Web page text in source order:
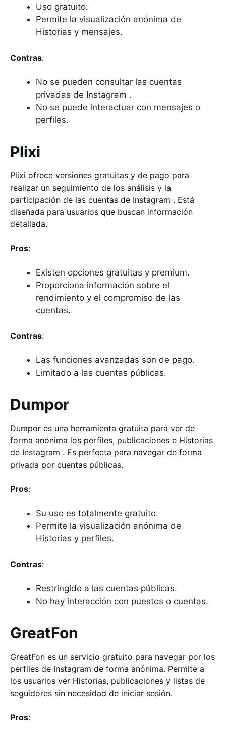
Uso gratuito.
Permite la visualización anónima de
Historias y mensajes.
Contras:
No se pueden consultar las cuentas
privadas de Instagram .
No se puede interactuar con mensajes o
perfiles.
Plixi
Plixi ofrece versiones gratuitas y de pago para
realizar un seguimiento de los análisis y la
participación de las cuentas de Instagram . Está
diseñada para usuarios que buscan información
detallada.
Pros:
Existen opciones gratuitas y premium.
Proporciona información sobre el
rendimiento y el compromiso de las
cuentas.
Contras:
Las funciones avanzadas son de pago.
Limitado a las cuentas públicas.
Dumpor
Dumpor es una herramienta gratuita para ver de
forma anónima los perfiles, publicaciones e Historias
de Instagram . Es perfecta para navegar de forma
privada por cuentas públicas.
Pros:
Su uso es totalmente gratuito.
Permite la visualización anónima de
Historias y perfiles.
Contras:
Restringido a las cuentas públicas.
No hay interacción con puestos o cuentas.
GreatFon
GreatFon es un servicio gratuito para navegar por los
perfiles de Instagram de forma anónima. Permite a
los usuarios ver Historias, publicaciones y listas de
seguidores sin necesidad de iniciar sesión.
Pros: